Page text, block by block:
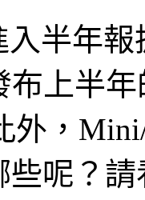
半年
布上半
外，
些呢？